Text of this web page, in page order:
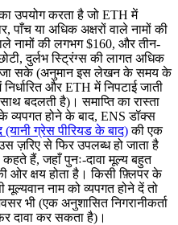
उपयोग करता है जो ETH में
या अधिक अक्षरों वाले नामों की
नामों की लगभग $160, और तीन-
दुर्लभ स्ट्रिंग्स की लागत अधिक
जा सके (अनुमान इस लेखन के समय के
और ETH में निपटाई जाती
बदलती है)। समाप्ति का रास्ता
होने के बाद, ENS डॉक्स
ग्रेस पीरियड के बाद)की एक
ज़रिए से फिर उपलब्ध हो जाता है
कहते हैं, जहाँ पुनः-दावा मूल्य बहुत
क्षय होता है। किसी फ़्लिपर के
मूल्यवान नाम को व्यपगत होने दें तो
भी (एक अनुशासित निगरानीकर्ता
दावा कर सकता है)।